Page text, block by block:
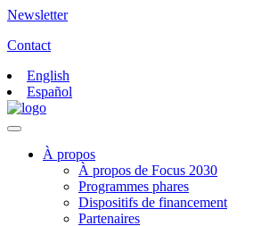
Newsletter
Contact
English
Español
À propos
À propos de Focus 2030
Programmes phares
Dispositifs de financement
Partenaires